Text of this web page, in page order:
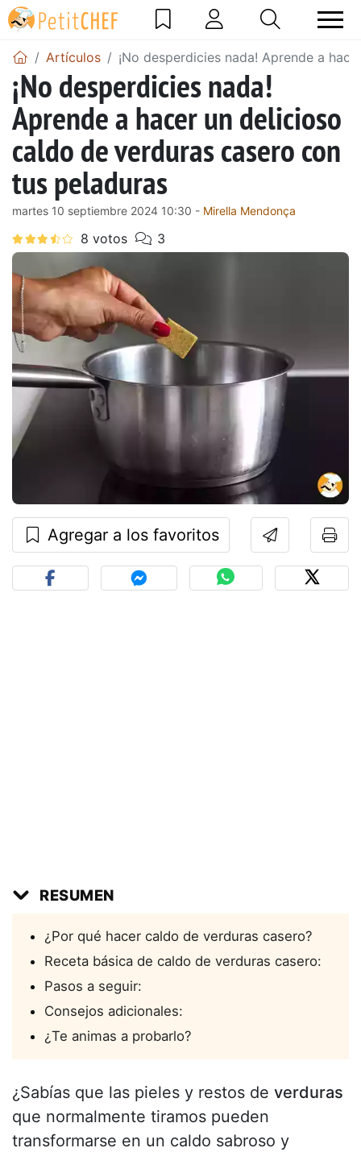
Artículos ¡No desperdicies nada! Aprende a
¡No desperdicies nada!
Aprende a hacer un delicioso
caldo de verduras casero con
tus peladuras
martes 10 septiembre 2024 10:30 - Mirella Mendonça
Agregar a los favoritos
RESUMEN
¿Por qué hacer caldo de verduras casero?
Receta básica de caldo de verduras casero:
Pasos a seguir:
Consejos adicionales:
¿Te animas a probarlo?
¿Sabías que las pieles y restos de verduras
que normalmente tiramos pueden
transformarse en un caldo sabroso y